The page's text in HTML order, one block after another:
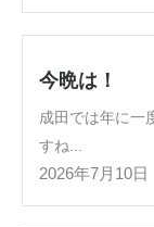
今晩は！
成田では年に一
すね...
2026年7月10日